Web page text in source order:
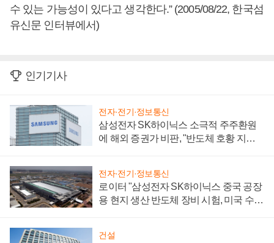
수 있는 가능성이 있다고 생각한다.” (2005/08/22, 한국섬
유신문 인터뷰에서)
인기기사
전자·전기·정보통신
삼성전자 SK하이닉스 소극적 주주환원
에 해외 증권가 비판, "반도체 호황 지속
전자·전기·정보통신
로이터 "삼성전자 SK하이닉스 중국 공장
용 현지 생산 반도체 장비 시험, 미국 수출
건설